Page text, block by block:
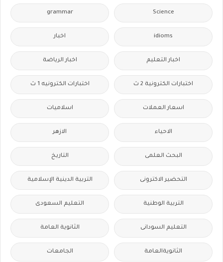
Science
grammar
idioms اخبار
اخبار التعليم اخبار الرياضة
اختبارات الكترونية 2 ث اختبارات الكترونيه 1 ث
اسعار العملات اسلاميات
الاحياء الازهر
البحث العلمى التاريخ
التحضير الاكترونى التربية الدينية الإسلامية
التربية الوطنية التعليم السعودى
التعليم السودانى الثانوية العامة
الثانويةالعامة الجامعات